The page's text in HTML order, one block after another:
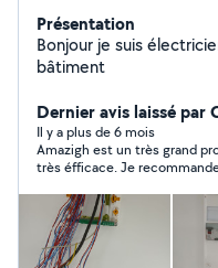
Présentation
Bonjour je suis
bâtiment
Dernier avis laissé par
Il y a plus de 6 mois
Amazigh est un très grand
très éfficace. Je